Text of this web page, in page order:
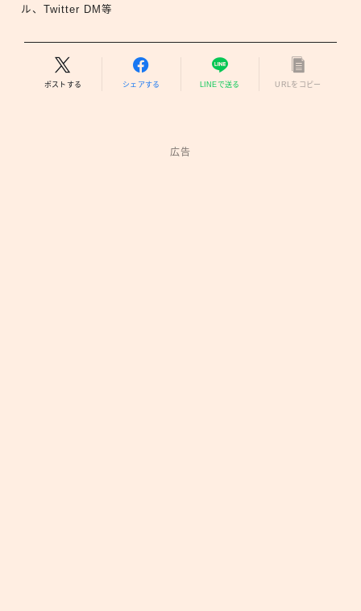
ル、Twitter DM等
ポストする シェアする LINEで送る URLをコピー
広告